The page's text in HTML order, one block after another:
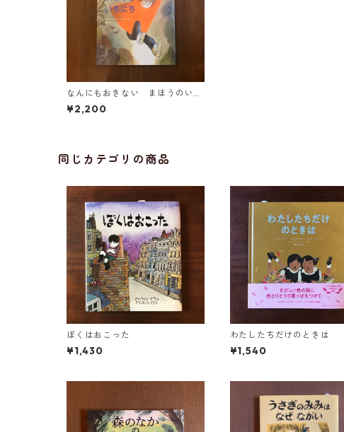
なんにもおきない まほうのいち
にち
¥2,200
同じカテゴリの商品
ぼくはおこった
¥1,430
わたしたちだけのときは
¥1,540